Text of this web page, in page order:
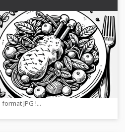
Agneau en plat principal
dessin à colorier gratuit
Crée notre image à colorier
gratuite d'un délicieux plat
d'agneau. Télécharge dès
maintenant le modèle à colorier au
format JPG !...